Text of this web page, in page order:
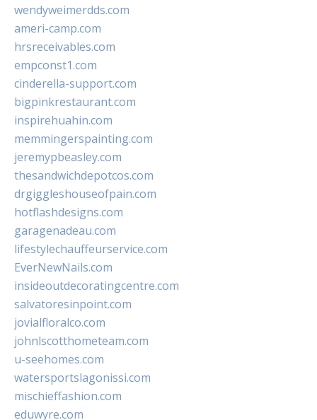
wendyweimerdds.com
ameri-camp.com
hrsreceivables.com
empconst1.com
cinderella-support.com
bigpinkrestaurant.com
inspirehuahin.com
memmingerspainting.com
jeremypbeasley.com
thesandwichdepotcos.com
drgiggleshouseofpain.com
hotflashdesigns.com
garagenadeau.com
lifestylechauffeurservice.com
EverNewNails.com
insideoutdecoratingcentre.com
salvatoresinpoint.com
jovialfloralco.com
johnlscotthometeam.com
u-seehomes.com
watersportslagonissi.com
mischieffashion.com
eduwyre.com